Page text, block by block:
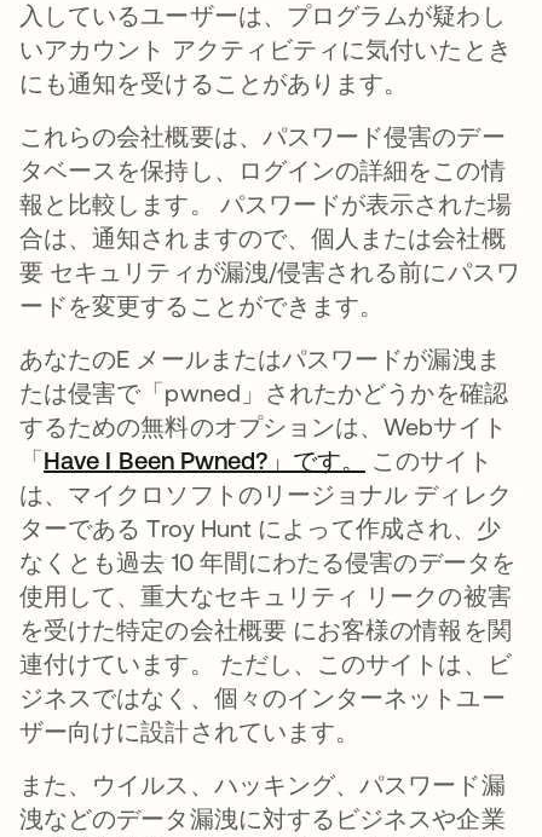
入しているユーザーは、プログラムが疑わし
いアカウント アクティビティに気付いたとき
にも通知を受けることがあります。
これらの会社概要は、パスワード侵害のデー
タベースを保持し、ログインの詳細をこの情
報と比較します。 パスワードが表示された場
合は、通知されますので、個人または会社概
要 セキュリティが漏洩/侵害される前にパスワ
ードを変更することができます。
あなたのE メールまたはパスワードが漏洩ま
たは侵害で「pwned」されたかどうかを確認
するための無料のオプションは、Webサイト
「Have I Been Pwned?」です。 新しいタブで開
このサイト
は、マイクロソフトのリージョナル ディレク
ターである Troy Hunt によって作成され、少
なくとも過去 10 年間にわたる侵害のデータを
使用して、重大なセキュリティ リークの被害
を受けた特定の会社概要 にお客様の情報を関
連付けています。 ただし、このサイトは、ビ
ジネスではなく、個々のインターネットユー
ザー向けに設計されています。
また、ウイルス、ハッキング、パスワード漏
洩などのデータ漏洩に対するビジネスや企業